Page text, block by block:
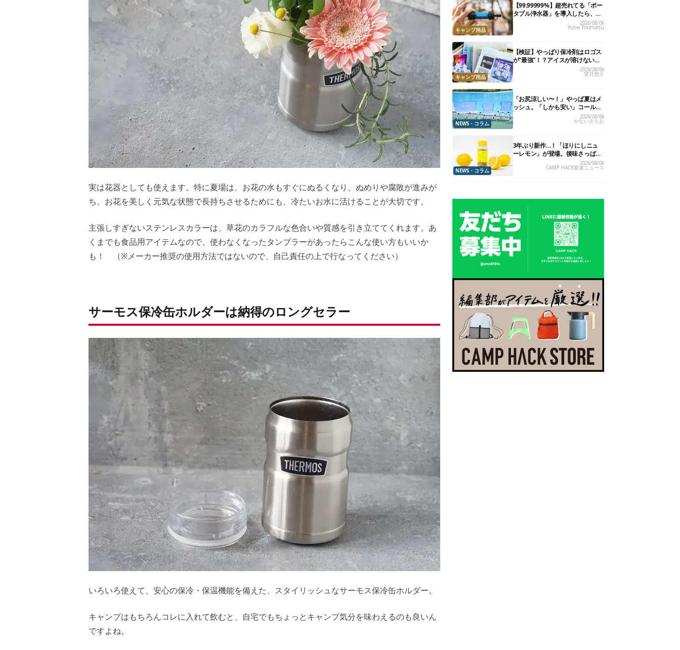
実は花器としても使えます。特に夏場は、お花の水もすぐにぬるくなり、ぬめりや腐敗が進みが
ち。お花を美しく元気な状態で長持ちさせるためにも、冷たいお水に活けることが大切です。
主張しすぎないステンレスカラーは、草花のカラフルな色合いや質感を引き立ててくれます。あ
くまでも食品用アイテムなので、使わなくなったタンブラーがあったらこんな使い方もいいか
も！ （※メーカー推奨の使用方法ではないので、自己責任の上で行なってください）
サーモス保冷缶ホルダーは納得のロングセラー
いろいろ使えて、安心の保冷・保温機能を備えた、スタイリッシュなサーモス保冷缶ホルダー。
キャンプはもちろんコレに入れて飲むと、自宅でもちょっとキャンプ気分を味わえるのも良いん
ですよね。
キャンプ用品
【99.99999%】超売れてる「ポー
タブル浄水器」を導入したら、防
災が明確に自分ごと化した2026/08/06
Yuhei Tokimatsu
キャンプ用品
【検証】やっぱり保冷剤はロゴス
が“最強”！？アイスが溶けないっ
2026/08/06
望月悠介
NEWS・コラム
「お尻涼しい〜！」やっぱ夏はメ
ッシュ。「しかも安い」コールマ
ン今年の新作は、カラーもさわや
かです
2026/08/06
かないさちお
NEWS・コラム
3年ぶり新作…！「ほりにしニュ
ーレモン」が登場。後味さっぱり
の万能スパイス！【8月21日発
2026/08/06
CAMP HACK最速ニュース